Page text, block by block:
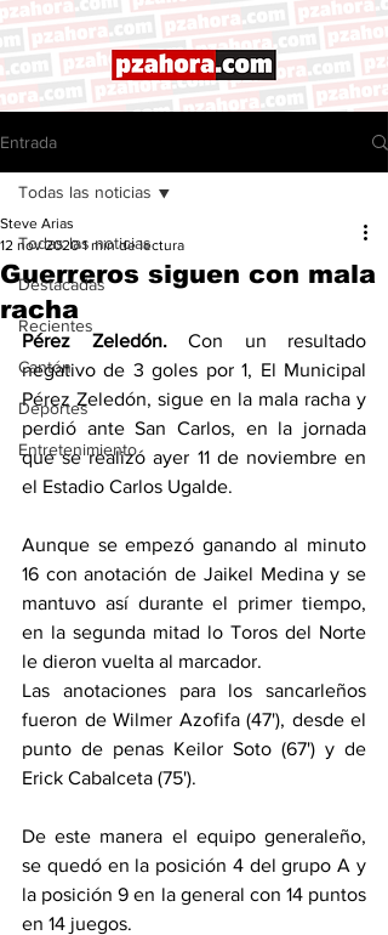
Entrada
Todas las noticias
Destacadas
Recientes
Cantón
Deportes
Entretenimiento
Todas las noticias
Guerreros siguen con mala
racha
Steve Arias
12 nov 2020 1 min de lectura
Pérez Zeledón. Con un resultado
negativo de 3 goles por 1, El Municipal
Pérez Zeledón, sigue en la mala racha y
perdió ante San Carlos, en la jornada
que se realizó ayer 11 de noviembre en
el Estadio Carlos Ugalde.
Aunque se empezó ganando al minuto
16 con anotación de Jaikel Medina y se
mantuvo así durante el primer tiempo,
en la segunda mitad lo Toros del Norte
le dieron vuelta al marcador.
Las anotaciones para los sancarleños
fueron de Wilmer Azofifa (47'), desde el
punto de penas Keilor Soto (67') y de
Erick Cabalceta (75').
De este manera el equipo generaleño,
se quedó en la posición 4 del grupo A y
la posición 9 en la general con 14 puntos
en 14 juegos.